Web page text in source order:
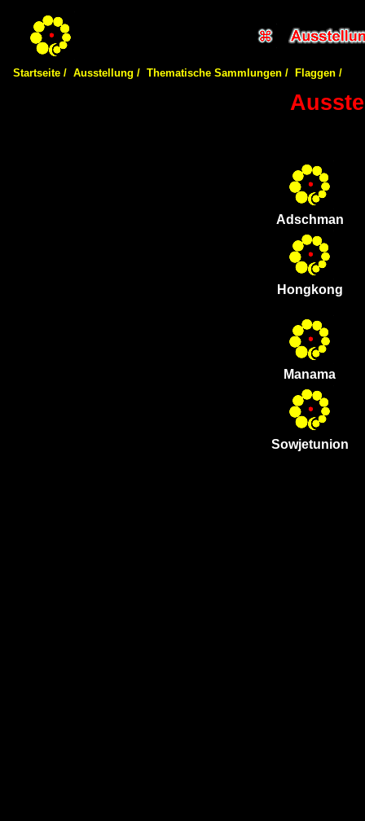
Startseite / Ausstellung / Thematische Sammlungen / Flaggen /
Adschman
Hongkong
Manama
Sowjetunion